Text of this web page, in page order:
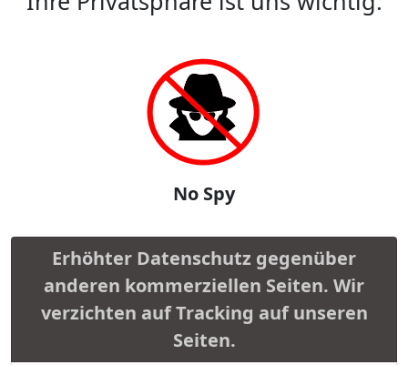
No Spy
Erhöhter Datenschutz gegenüber
anderen kommerziellen Seiten. Wir
verzichten auf Tracking auf unseren
Seiten.